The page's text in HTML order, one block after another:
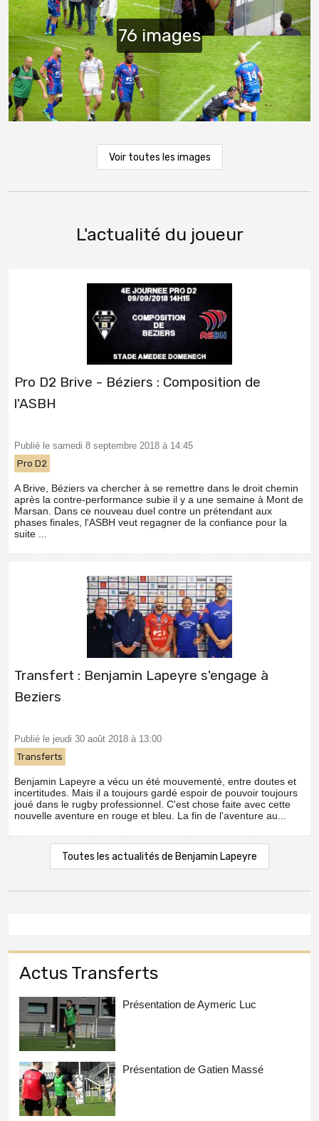
Voir toutes les images
L'actualité du joueur
Pro D2 Brive - Béziers : Composition de
l'ASBH
Publié le samedi 8 septembre 2018 à 14:45
Pro D2
A Brive, Béziers va chercher à se remettre dans le droit chemin
après la contre-performance subie il y a une semaine à Mont de
Marsan. Dans ce nouveau duel contre un prétendant aux
phases finales, l'ASBH veut regagner de la confiance pour la
suite ...
Transfert : Benjamin Lapeyre s'engage à
Beziers
Publié le jeudi 30 août 2018 à 13:00
Transferts
Benjamin Lapeyre a vécu un été mouvementé, entre doutes et
incertitudes. Mais il a toujours gardé espoir de pouvoir toujours
joué dans le rugby professionnel. C'est chose faite avec cette
nouvelle aventure en rouge et bleu. La fin de l'aventure au...
Toutes les actualités de Benjamin Lapeyre
Actus Transferts
Présentation de Aymeric Luc
Présentation de Gatien Massé